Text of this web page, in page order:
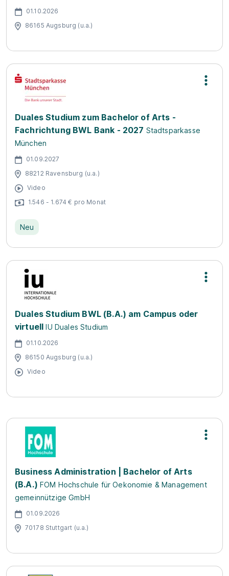
01.10.2026
86165 Augsburg (u.a.)
Duales Studium zum Bachelor of Arts -
Fachrichtung BWL Bank - 2027 Stadtsparkasse
München
01.09.2027
88212 Ravensburg (u.a.)
Video
1.546 - 1.674 € pro Monat
Neu
Duales Studium BWL (B.A.) am Campus oder
virtuell IU Duales Studium
01.10.2026
86150 Augsburg (u.a.)
Video
Business Administration | Bachelor of Arts
(B.A.) FOM Hochschule für Oekonomie & Management
gemeinnützige GmbH
01.09.2026
70178 Stuttgart (u.a.)